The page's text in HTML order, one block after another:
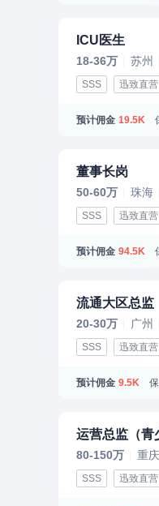
ICU医生
18-36万 苏州
SSS 迅致直营
预计佣金 19.5K
董事长岗
50-60万 珠海
SSS 迅致直营
预计佣金 94.5K
流通大区总监
20-30万 广州
SSS 迅致直营
预计佣金 9.5K
运营总监（青
80-150万 重庆
SSS 迅致直营